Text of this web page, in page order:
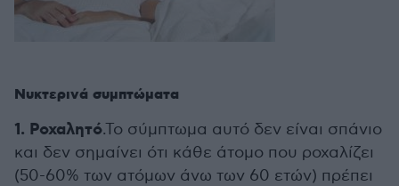
Νυκτερινά συμπτώματα
1. Ροχαλητό.Το σύμπτωμα αυτό δεν είναι σπάνιο
και δεν σημαίνει ότι κάθε άτομο που ροχαλίζει
(50-60% των ατόμων άνω των 60 ετών) πρέπει